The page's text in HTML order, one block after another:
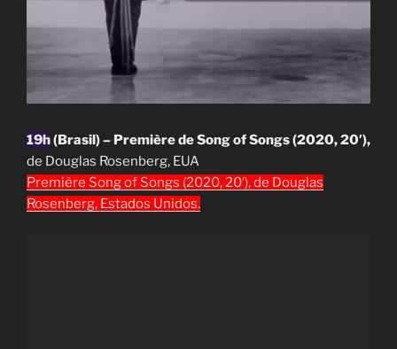
19h(Brasil) – Première de Song of Songs (2020, 20′),
de Douglas Rosenberg, EUA
Première Song of Songs (2020, 20′), de Douglas
Rosenberg, Estados Unidos.